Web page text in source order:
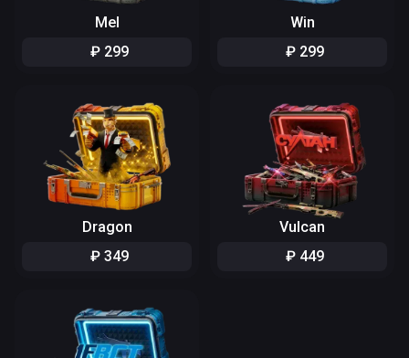
Mel
₽ 299
Win
₽ 299
Dragon
₽ 349
Vulcan
₽ 449